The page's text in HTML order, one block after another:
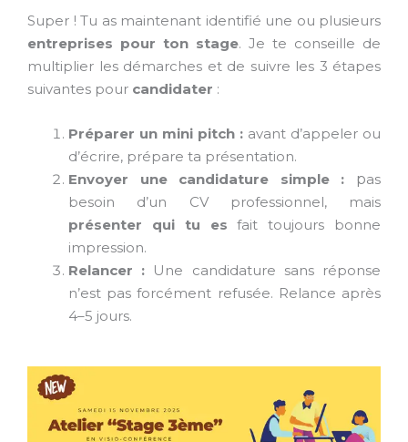
Super ! Tu as maintenant identifié une ou plusieurs
entreprises pour ton stage. Je te conseille de
multiplier les démarches et de suivre les 3 étapes
suivantes pour candidater :
Préparer un mini pitch : avant d’appeler ou
d’écrire, prépare ta présentation.
Envoyer une candidature simple : pas
besoin d’un CV professionnel, mais
présenter qui tu es fait toujours bonne
impression.
Relancer : Une candidature sans réponse
n’est pas forcément refusée. Relance après
4–5 jours.